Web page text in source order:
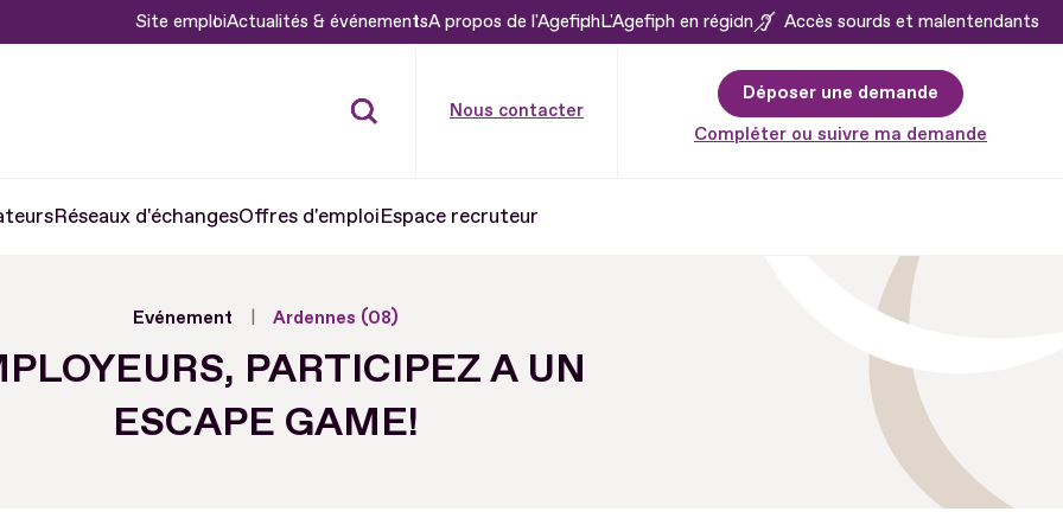
Site emploiActualités & événementsA propos de l'AgefiphL'Agefiph en région Accès sourds et malentendants
Nous contacter
Déposer une demande
Compléter ou suivre ma demande
Réseaux d'échangesOffres d'emploiEspace recruteur
Evénement Ardennes (08)
PARTICIPEZ A UN
ESCAPE GAME!